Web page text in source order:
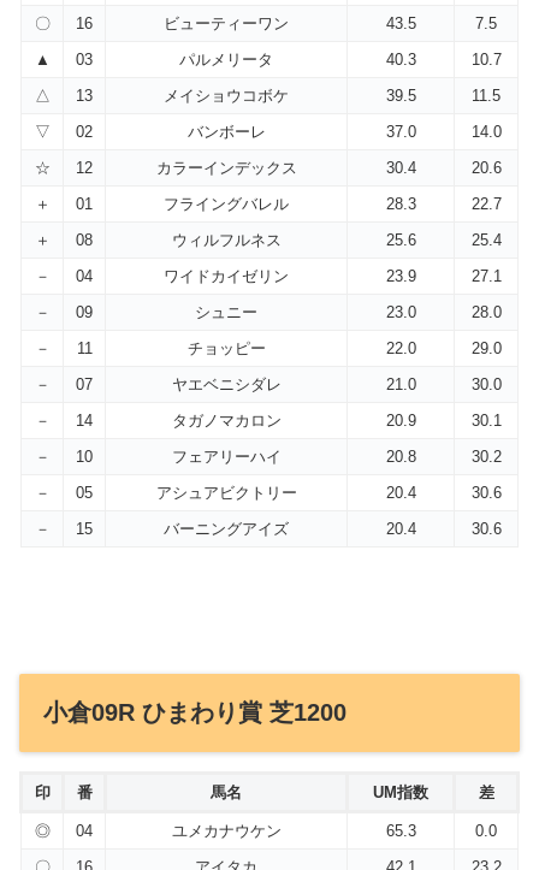
〇
16 ビューティーワン 43.5
7.5
▲
03 パルメリータ 40.3
10.7
△
13 メイショウコボケ 39.5
11.5
▽
02 バンボーレ 37.0
14.0
☆
12 カラーインデックス 30.4
20.6
＋
01 フライングバレル 28.3
22.7
＋
08 ウィルフルネス 25.6
25.4
－
04 ワイドカイゼリン 23.9
27.1
－
09 シュニー 23.0
28.0
－
11 チョッピー 22.0
29.0
－
07 ヤエベニシダレ 21.0
30.0
－
14 タガノマカロン 20.9
30.1
－
10 フェアリーハイ 20.8
30.2
－
05 アシュアビクトリー 20.4
30.6
－
15 バーニングアイズ 20.4 30.6
小倉09R ひまわり賞 芝1200
印 番 馬名 UM指数 差
◎ 04 ユメカナウケン 65.3
0.0